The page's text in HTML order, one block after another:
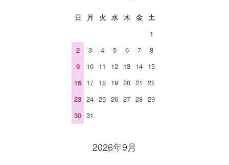
日 月 火 水 木 金
土
1
2
3 4 5 6 7
8
9
10 11 12 13 14 15
16 17 18 19 20 21
22
23 24 25 26 27 28 29
30 31
2026年9月